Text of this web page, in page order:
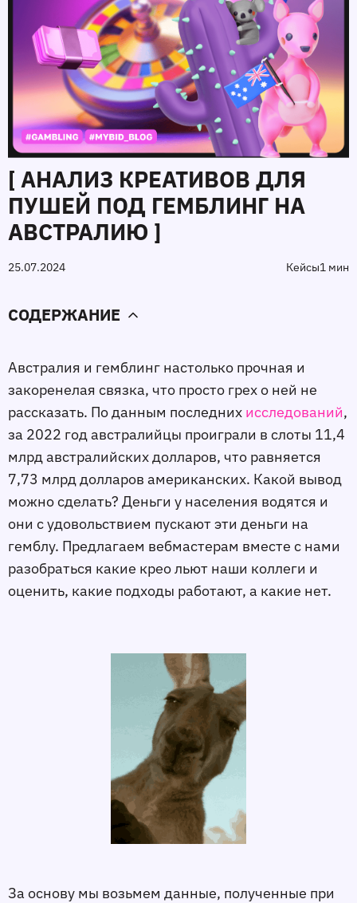
[ АНАЛИЗ КРЕАТИВОВ ДЛЯ
ПУШЕЙ ПОД ГЕМБЛИНГ НА
АВСТРАЛИЮ ]
25.07.2024 Кейсы1 мин
СОДЕРЖАНИЕ
Австралия и гемблинг настолько прочная и
закоренелая связка, что просто грех о ней не
рассказать. По данным последних исследований,
за 2022 год австралийцы проиграли в слоты 11,4
млрд австралийских долларов, что равняется
7,73 млрд долларов американских. Какой вывод
можно сделать? Деньги у населения водятся и
они с удовольствием пускают эти деньги на
гемблу. Предлагаем вебмастерам вместе с нами
разобраться какие крео льют наши коллеги и
оценить, какие подходы работают, а какие нет.
За основу мы возьмем данные, полученные при